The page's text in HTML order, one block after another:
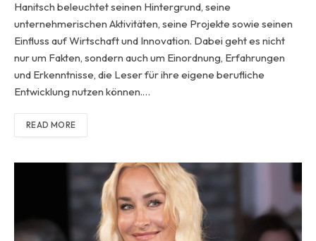
Hanitsch beleuchtet seinen Hintergrund, seine
unternehmerischen Aktivitäten, seine Projekte sowie seinen
Einfluss auf Wirtschaft und Innovation. Dabei geht es nicht
nur um Fakten, sondern auch um Einordnung, Erfahrungen
und Erkenntnisse, die Leser für ihre eigene berufliche
Entwicklung nutzen können.…
READ MORE